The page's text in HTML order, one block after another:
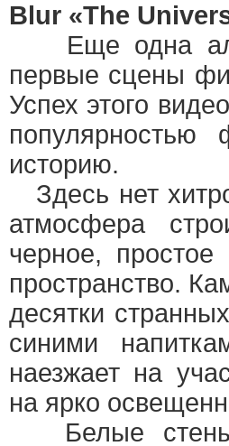
Blur «The
Еще одна
первые сцены
Успех этого
историю.
Здесь нет
атмосфера
черное,
пространство.
десятки
синими
наезжает на
на ярко
Белые стены